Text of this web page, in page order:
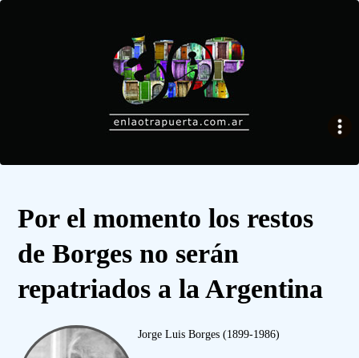
Por el momento los restos
de Borges no serán
repatriados a la Argentina
Jorge Luis Borges (1899-1986)